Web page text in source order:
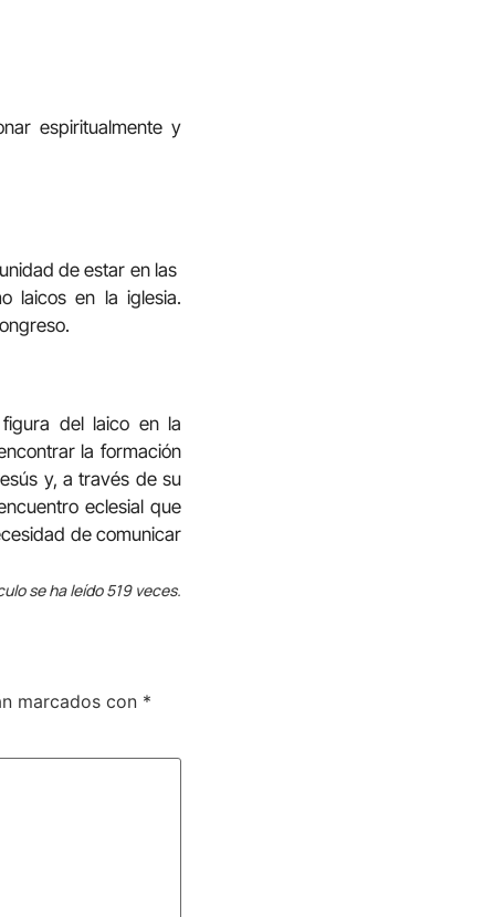
espiritualmente y
de estar en las
laicos en la iglesia.
del laico en la
la formación
y, a través de su
eclesial que
de comunicar
se ha leído 519 veces.
marcados con *